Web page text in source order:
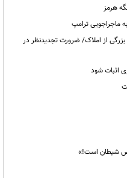
هرمز
ماجراجویی ترامپ
از املاک/ ضرورت تجدیدنظر در
اثبات شود
شیطان است!»